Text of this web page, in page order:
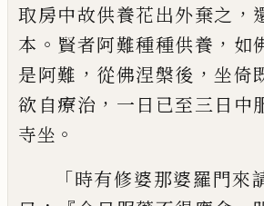
取房中故供養花出外棄之 ，
本 。 賢者阿難種種供養 ， 如
是阿難 ， 從佛涅槃後 ， 坐倚
欲自療治 ， 一日已至三日中
寺坐 。
「時有修婆那婆羅門來